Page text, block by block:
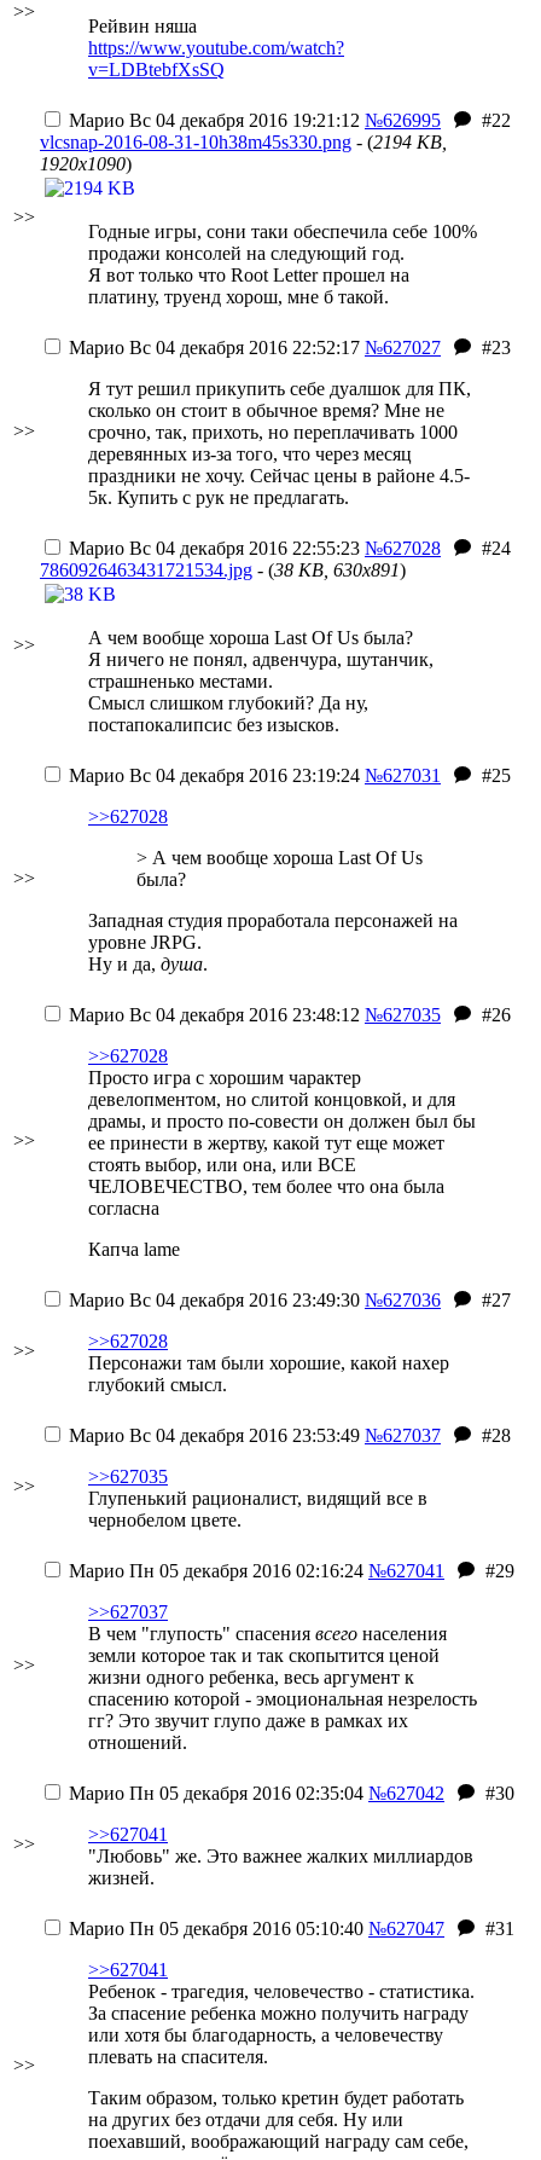
>>
Рейвин няша
https://www.youtube.com/watch?
v=LDBtebfXsSQ
>>
Марио Вс 04 декабря 2016 19:21:12 №626995
#22
vlcsnap-2016-08-31-10h38m45s330.png - (2194 KB,
1920x1090)
Годные игры, сони таки обеспечила себе 100%
продажи консолей на следующий год.
Я вот только что Root Letter прошел на
платину, труенд хорош, мне б такой.
>>
Марио Вс 04 декабря 2016 22:52:17 №627027
#23
Я тут решил прикупить себе дуалшок для ПК,
сколько он стоит в обычное время? Мне не
срочно, так, прихоть, но переплачивать 1000
деревянных из-за того, что через месяц
праздники не хочу. Сейчас цены в районе 4.5-
5к. Купить с рук не предлагать.
>>
Марио Вс 04 декабря 2016 22:55:23 №627028
#24
7860926463431721534.jpg - (38 KB, 630x891)
А чем вообще хороша Last Of Us была?
Я ничего не понял, адвенчура, шутанчик,
страшненько местами.
Смысл слишком глубокий? Да ну,
постапокалипсис без изысков.
>>
Марио Вс 04 декабря 2016 23:19:24 №627031
#25
>>627028
> А чем вообще хороша Last Of Us
была?
Западная студия проработала персонажей на
уровне JRPG.
Ну и да, душа.
>>
Марио Вс 04 декабря 2016 23:48:12 №627035
#26
>>627028
Просто игра с хорошим чарактер
девелопментом, но слитой концовкой, и для
драмы, и просто по-совести он должен был бы
ее принести в жертву, какой тут еще может
стоять выбор, или она, или ВСЕ
ЧЕЛОВЕЧЕСТВО, тем более что она была
согласна
Капча lame
>>
Марио Вс 04 декабря 2016 23:49:30 №627036
#27
>>627028
Персонажи там были хорошие, какой нахер
глубокий смысл.
>>
Марио Вс 04 декабря 2016 23:53:49 №627037
#28
>>627035
Глупенький рационалист, видящий все в
чернобелом цвете.
>>
Марио Пн 05 декабря 2016 02:16:24 №627041
#29
>>627037
В чем "глупость" спасения всего населения
земли которое так и так скопытится ценой
жизни одного ребенка, весь аргумент к
спасению которой - эмоциональная незрелость
гг? Это звучит глупо даже в рамках их
отношений.
>>
Марио Пн 05 декабря 2016 02:35:04 №627042
#30
>>627041
"Любовь" же. Это важнее жалких миллиардов
жизней.
>>
Марио Пн 05 декабря 2016 05:10:40 №627047
#31
>>627041
Ребенок - трагедия, человечество - статистика.
За спасение ребенка можно получить награду
или хотя бы благодарность, а человечеству
плевать на спасителя.
Таким образом, только кретин будет работать
на других без отдачи для себя. Ну или
поехавший, воображающий награду сам себе,